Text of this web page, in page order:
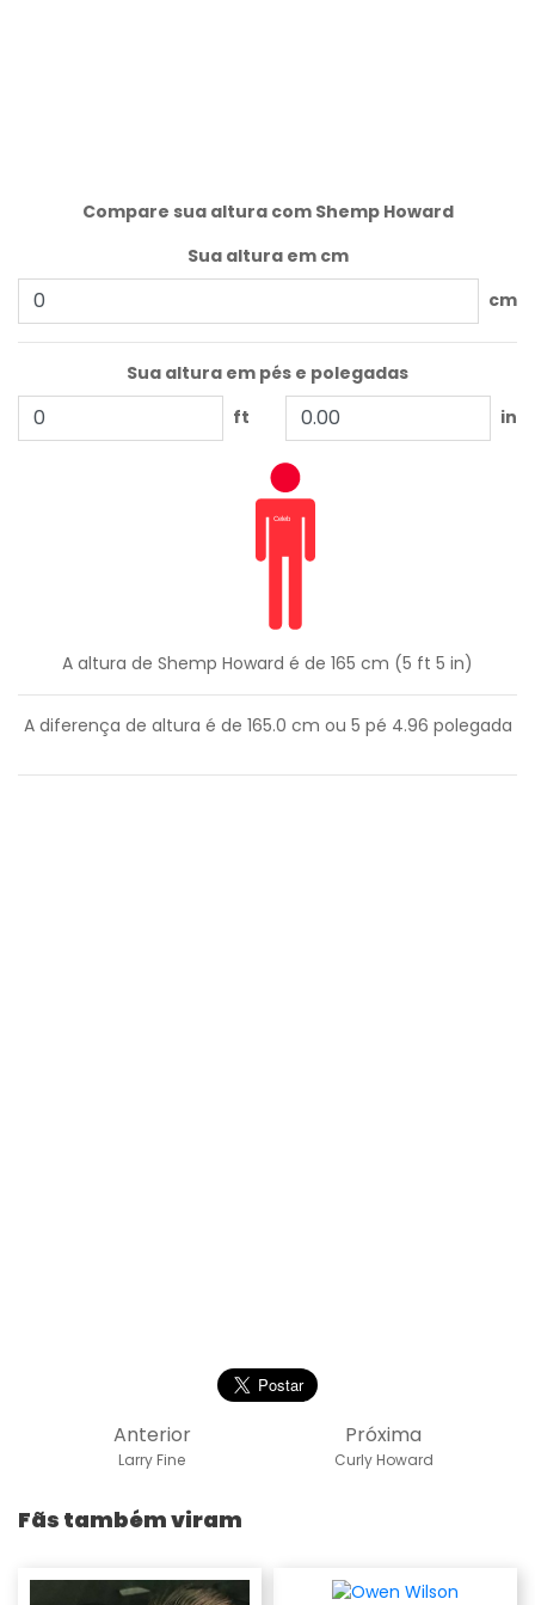
Compare sua altura com Shemp Howard
Sua altura em cm
cm
Sua altura em pés e polegadas
ft
in
A altura de Shemp Howard é de 165 cm (5 ft 5 in)
A diferença de altura é de 165.0 cm ou 5 pé 4.96 polegada
Próxima
Curly Howard
Anterior
Larry Fine
Fãs também viram